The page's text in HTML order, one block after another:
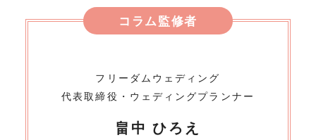
コラム監修者
フリーダムウェディング
代表取締役・ウェディングプランナー
畠中 ひろえ